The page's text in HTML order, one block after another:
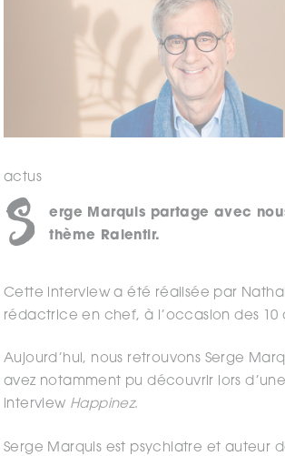
actus
S
erge Marquis partage avec
thème Ralentir.
Cette interview a été réalisée par
rédactrice en chef, à l’occasion des 10
Aujourd’hui, nous retrouvons Serge
avez notamment pu découvrir lors
interview Happinez.
Serge Marquis est psychiatre et auteur